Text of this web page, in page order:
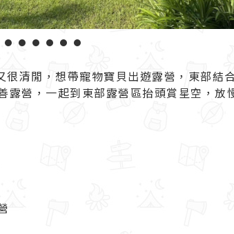
1 2 3 4 5 6
清閒，想帶寵物寶貝出遊露營，東部結
露營，一起到東部露營區抬頭賞星空，放